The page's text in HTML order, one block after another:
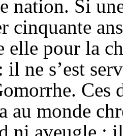
nation. Si
cinquante
elle pour la
il ne s’est
Ces
au monde